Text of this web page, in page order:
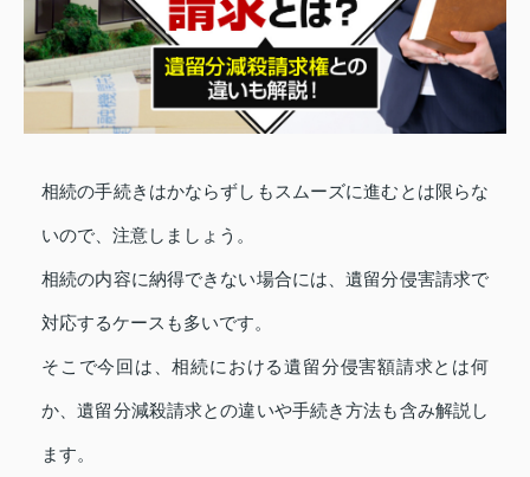
相続の手続きはかならずしもスムーズに進むとは限らな
いので、注意しましょう。
相続の内容に納得できない場合には、遺留分侵害請求で
対応するケースも多いです。
そこで今回は、相続における遺留分侵害額請求とは何
か、遺留分減殺請求との違いや手続き方法も含み解説し
ます。